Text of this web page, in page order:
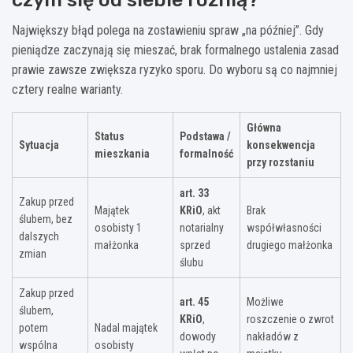
Największy błąd polega na zostawieniu spraw „na później”. Gdy
pieniądze zaczynają się mieszać, brak formalnego ustalenia zasad
prawie zawsze zwiększa ryzyko sporu. Do wyboru są co najmniej
cztery realne warianty.
Sytuacja
Status
mieszkania
Podstawa /
formalność
Główna
konsekwencja
przy rozstaniu
Zakup przed
ślubem, bez
dalszych
zmian
Majątek
osobisty 1
małżonka
art. 33
KRiO, akt
notarialny
sprzed
ślubu
Brak
współwłasności
drugiego małżonka
Zakup przed
ślubem,
potem
wspólna
Nadal majątek
osobisty
art. 45
KRiO,
dowody
Możliwe
roszczenie o zwrot
nakładów z